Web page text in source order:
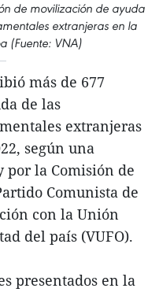
de movilización de ayuda
extranjeras en la
(Fuente: VNA)
más de 677
de las
extranjeras
según una
por la Comisión de
Comunista de
con la Unión
del país (VUFO).
presentados en la